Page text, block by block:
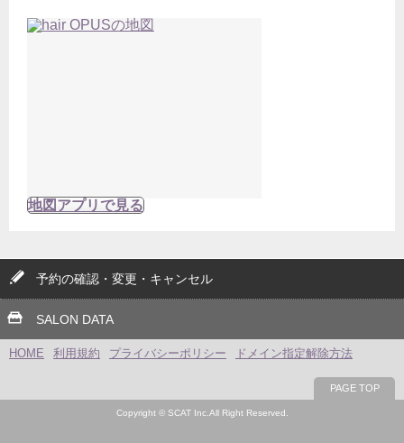
地図アプリで見る
予約の確認・変更・キャンセル
SALON DATA
HOME 利用規約 プライバシーポリシー ドメイン指定解除方法
PAGE TOP
Copyright © SCAT Inc.All Right Reserved.